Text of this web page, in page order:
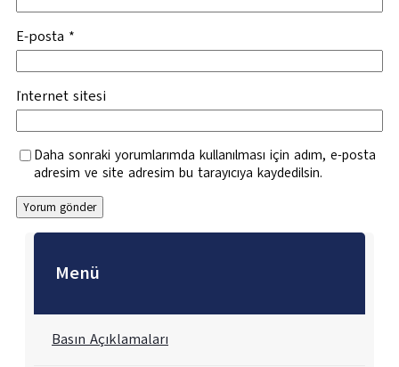
E-posta *
İnternet sitesi
Daha sonraki yorumlarımda kullanılması için adım, e-posta
adresim ve site adresim bu tarayıcıya kaydedilsin.
Menü
Basın Açıklamaları